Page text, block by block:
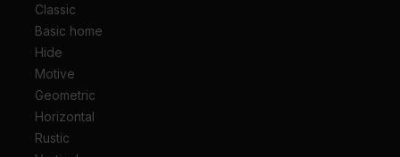
Classic
Basic home
Hide
Motive
Geometric
Horizontal
Rustic